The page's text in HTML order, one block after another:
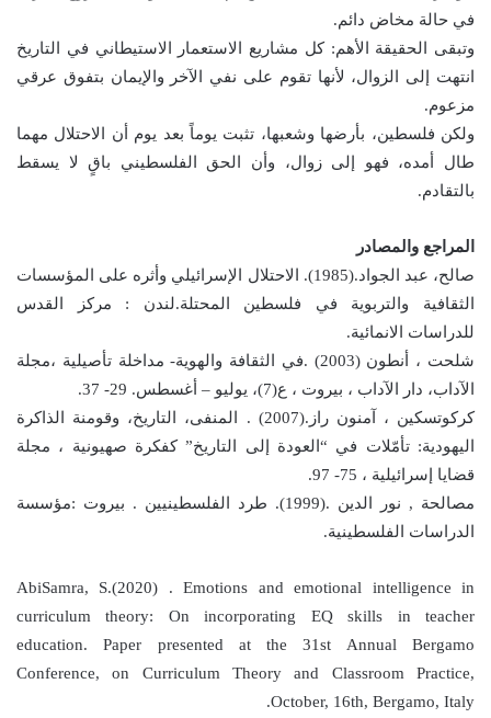
في حالة مخاض دائم.
وتبقى الحقيقة الأهم: كل مشاريع الاستعمار الاستيطاني في التاريخ
انتهت إلى الزوال، لأنها تقوم على نفي الآخر والإيمان بتفوق عرقي
مزعوم.
ولكن فلسطين، بأرضها وشعبها، تثبت يوماً بعد يوم أن الاحتلال مهما
طال أمده، فهو إلى زوال، وأن الحق الفلسطيني باقٍ لا يسقط
بالتقادم.
المراجع والمصادر
صالح، عبد الجواد.(1985). الاحتلال الإسرائيلي وأثره على المؤسسات
الثقافية والتربوية في فلسطين المحتلة.لندن : مركز القدس
للدراسات الانمائية.
شلحت ، أنطون (2003) .في الثقافة والهوية- مداخلة تأصيلية ،مجلة
الآداب، دار الآداب ، بيروت ، ع(7)، يوليو – أغسطس. 29- 37.
كركوتسكين ، آمنون راز.(2007) . المنفى، التاريخ، وقومنة الذاكرة
اليهودية: تأمّلات في “العودة إلى التاريخ” كفكرة صهيونية ، مجلة
قضايا إسرائيلية ، 75- 97.
مصالحة , نور الدين .(1999). طرد الفلسطينيين . بيروت :مؤسسة
الدراسات الفلسطينية.
AbiSamra, S.(2020) . Emotions and emotional intelligence in
curriculum theory: On incorporating EQ skills in teacher
education. Paper presented at the 31st Annual Bergamo
Conference, on Curriculum Theory and Classroom Practice,
October, 16th, Bergamo, Italy.